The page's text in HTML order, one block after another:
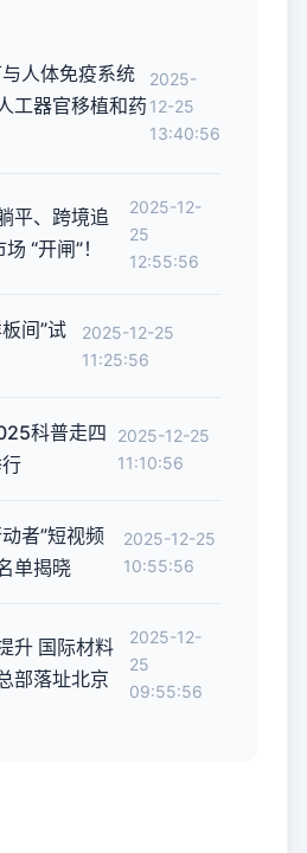
人体免疫系统
工器官移植和药
2025-
12-25
13:40:56
平、跨境追
“开闸”！
2025-12-
25
12:55:56
间”试
2025-12-25
11:25:56
科普走四
2025-12-25
11:10:56
者”短视频
单揭晓
2025-12-25
10:55:56
升 国际材料
部落址北京
2025-12-
25
09:55:56